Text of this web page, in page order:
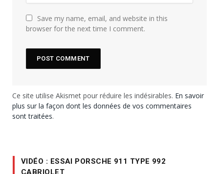
Save my name, email, and website in this
browser for the next time I comment.
Ce site utilise Akismet pour réduire les indésirables. En savoir
plus sur la façon dont les données de vos commentaires
sont traitées.
VIDÉO : ESSAI PORSCHE 911 TYPE 992
CABRIOLET